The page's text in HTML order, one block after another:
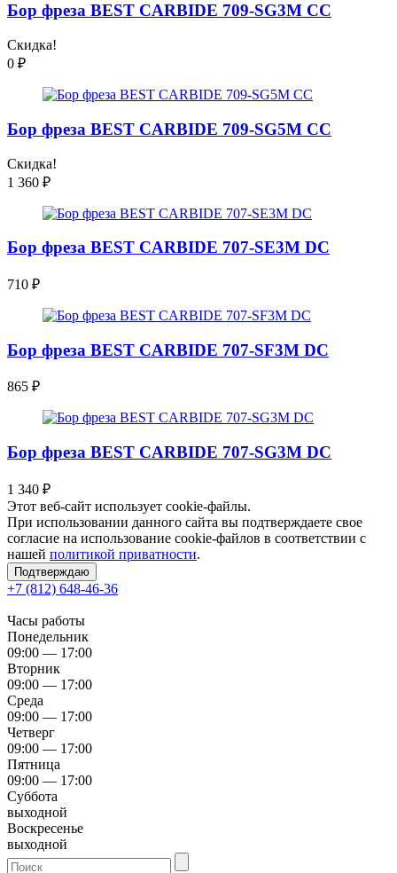
Бор фреза BEST CARBIDE 709-SG3M CC
Скидка!
0 ₽
Бор фреза BEST CARBIDE 709-SG5M CC
Скидка!
1 360 ₽
Бор фреза BEST CARBIDE 707-SE3M DC
710 ₽
Бор фреза BEST CARBIDE 707-SF3M DC
865 ₽
Бор фреза BEST CARBIDE 707-SG3M DC
1 340 ₽
Этот веб-сайт использует cookie-файлы.
При использовании данного сайта вы подтверждаете свое
согласие на использование cookie-файлов в соответствии с
нашей политикой приватности.
Подтверждаю
+7 (812) 648-46-36
Часы работы
Понедельник
09:00 — 17:00
Вторник
09:00 — 17:00
Среда
09:00 — 17:00
Четверг
09:00 — 17:00
Пятница
09:00 — 17:00
Суббота
выходной
Воскресенье
выходной